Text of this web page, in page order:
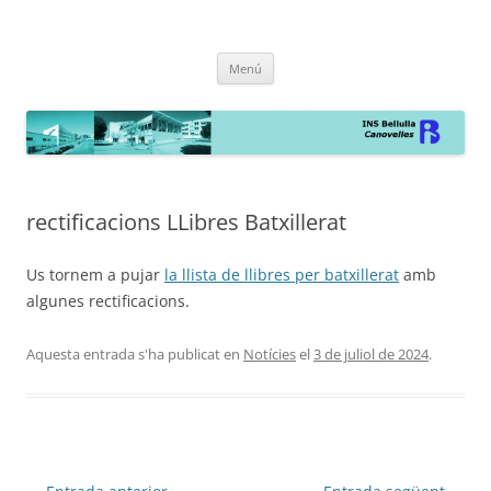
Menú
rectificacions LLibres Batxillerat
Us tornem a pujar la llista de llibres per batxillerat amb
algunes rectificacions.
Aquesta entrada s'ha publicat en Notíciesel3 de juliol de 2024.